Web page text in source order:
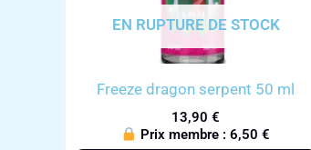
EN RUPTURE DE STOCK
Freeze dragon serpent 50 ml
13,90 €
Prix membre :6,50€